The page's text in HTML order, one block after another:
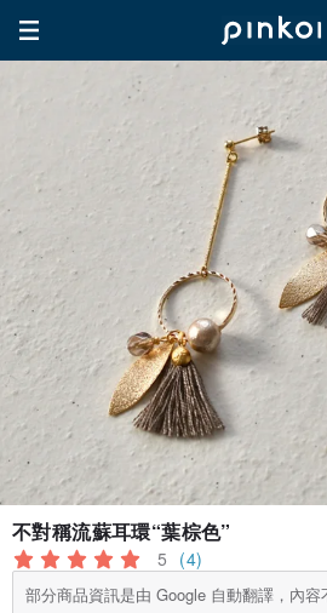
不對稱流蘇耳環“葉棕色”
5 (4)
部分商品資訊是由 Google 自動翻譯，內容